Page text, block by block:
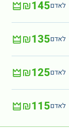
לאדם₪145
לאדם₪135
לאדם₪125
לאדם₪115